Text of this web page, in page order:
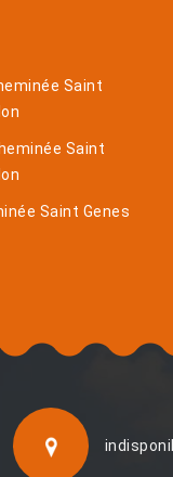
Saint
Saint
Saint Genes